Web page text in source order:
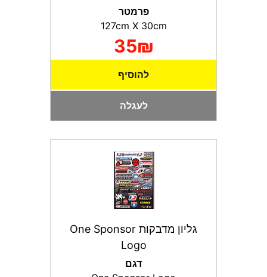
פרמטר
35₪
להוסיף
לעגלה
גליון מדבקות One Sponsor
Logo
דגם